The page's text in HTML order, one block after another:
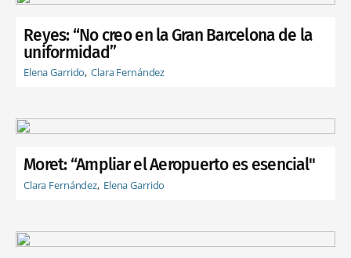
Reyes: “No creo en la Gran Barcelona de la
uniformidad”
Elena Garrido Clara Fernández
Moret: “Ampliar el Aeropuerto es esencial"
Clara Fernández Elena Garrido